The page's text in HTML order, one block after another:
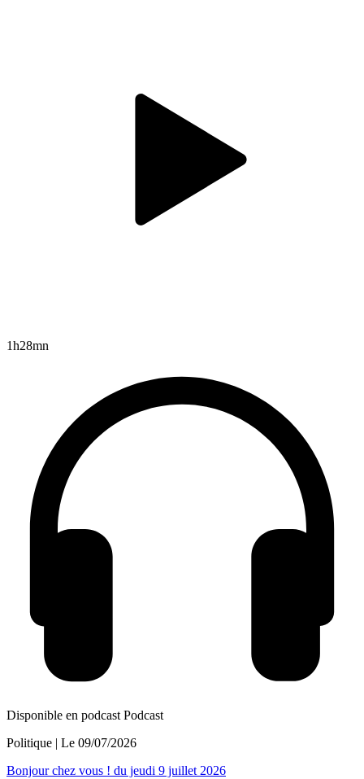
1h28mn
Disponible en podcast Podcast
Politique | Le 09/07/2026
Bonjour chez vous ! du jeudi 9 juillet 2026